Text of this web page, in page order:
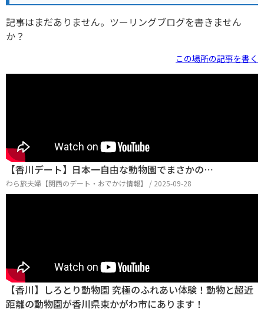
記事はまだありません。ツーリングブログを書きません
か？
この場所の記事を書く
【香川デート】日本一自由な動物園でまさかの⋯
わら旅夫婦【関西のデート・おでかけ情報】 / 2025-09-28
【香川】しろとり動物園 究極のふれあい体験！動物と超近
距離の動物園が香川県東かがわ市にあります！